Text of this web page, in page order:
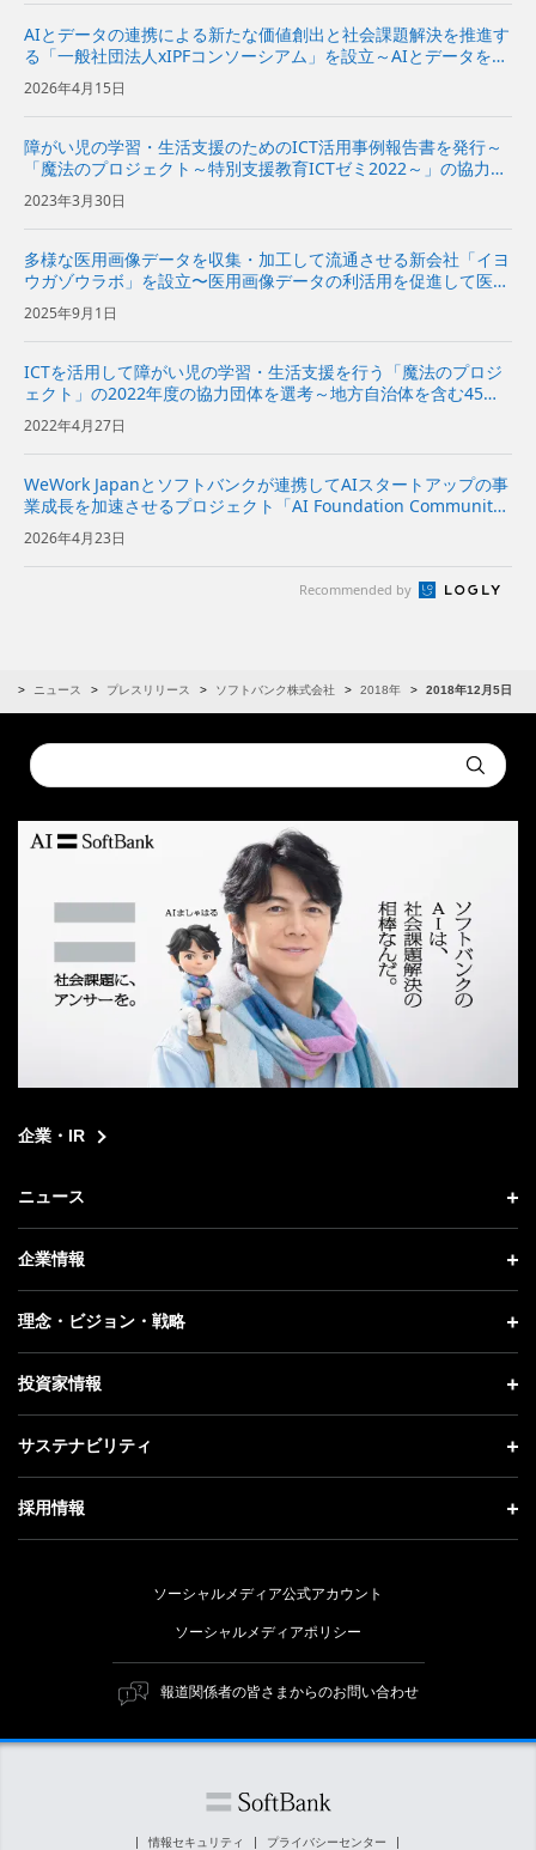
AIとデータの連携による新たな価値創出と社会課題解決を推進す
る「一般社団法人xIPFコンソーシアム」を設立～AIとデータを分
散環境下で安全かつ柔軟に活用できるAIスペースの実現をめざす
～
2026年4月15日
障がい児の学習・生活支援のためのICT活用事例報告書を発行～
「魔法のプロジェクト～特別支援教育ICTゼミ2022～」の協力団
体の実践研究事例を公開～
2023年3月30日
多様な医用画像データを収集・加工して流通させる新会社「イヨ
ウガゾウラボ」を設立〜医用画像データの利活用を促進して医療
AIの研究開発や社会実装を支援〜
2025年9月1日
ICTを活用して障がい児の学習・生活支援を行う「魔法のプロジ
ェクト」の2022年度の協力団体を選考～地方自治体を含む45団
体に合計171台のタブレットや「Pepper」などを貸し出し～
2022年4月27日
WeWork Japanとソフトバンクが連携してAIスタートアップの事
業成長を加速させるプロジェクト「AI Foundation Communit
y」が始動～WeWorkのコミュニティーとソフトバンクの支援プ
ログラムを組み合わせて、AIモデ...
2026年4月23日
Recommended by
ニュース プレスリリース ソフトバンク株式会社 2018年 2018年12月5日
Conduct
a
Submit
企業・IR
ニュース
ニュース トップ
プレスリリース
更新情報
記者説明会
企業情報
企業情報 トップ
社長メッセージ
事業紹介
ガバナンス
理念・ビジョン・戦略
理念・ビジョン・戦略 トップ
成長戦略「Activate AI for Society」
人材戦略
投資家情報
投資家情報 トップ
経営方針
個人投資家の皆さまへ
株式と社債について
サステナビリティ
サステナビリティ トップ
トップメッセージ
ESG方針・体制
マテリアリティ（重要課題）
ESGの主な取り組み
外部評価・イニシアチブ
採用情報
キャリア採用
障がい者採用
ソーシャルメディア公式アカウント
ソーシャルメディアポリシー
報道関係者の皆さまからのお問い合わせ
情報セキュリティ プライバシーセンター